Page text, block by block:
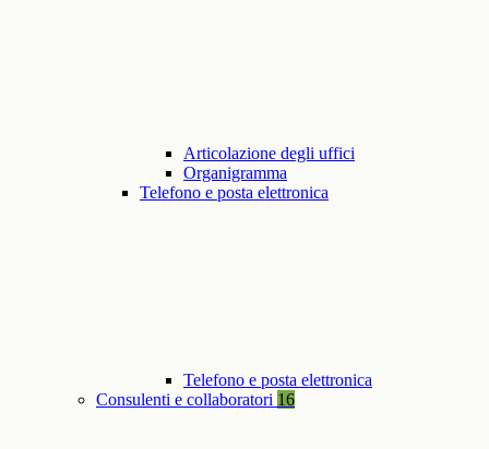
Articolazione degli uffici
Organigramma
Telefono e posta elettronica
Telefono e posta elettronica
Consulenti e collaboratori 16